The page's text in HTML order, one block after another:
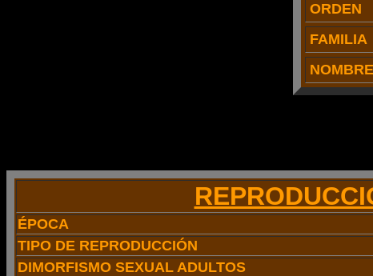
ORDEN
FAMILIA
ÉPOCA
TIPO DE REPRODUCCIÓN
DIMORFISMO SEXUAL ADULTOS